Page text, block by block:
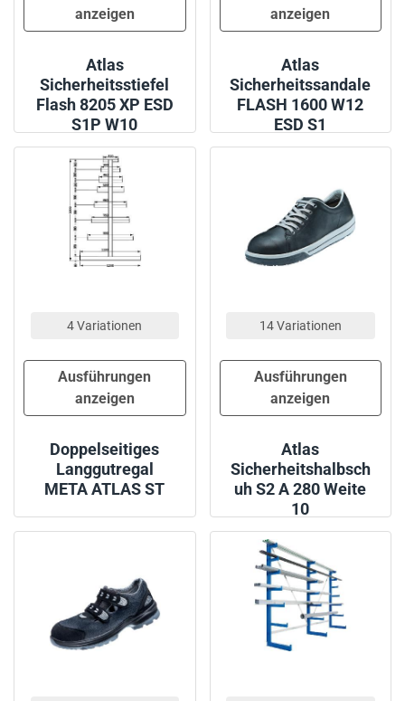
anzeigen
Atlas
Sicherheitsstiefel
Flash 8205 XP ESD
S1P W10
anzeigen
Atlas
Sicherheitssandale
FLASH 1600 W12
ESD S1
4 Variationen
Ausführungen
anzeigen
Doppelseitiges
Langgutregal
META ATLAS ST
14 Variationen
Ausführungen
anzeigen
Atlas
Sicherheitshalbsch
uh S2 A 280 Weite
10